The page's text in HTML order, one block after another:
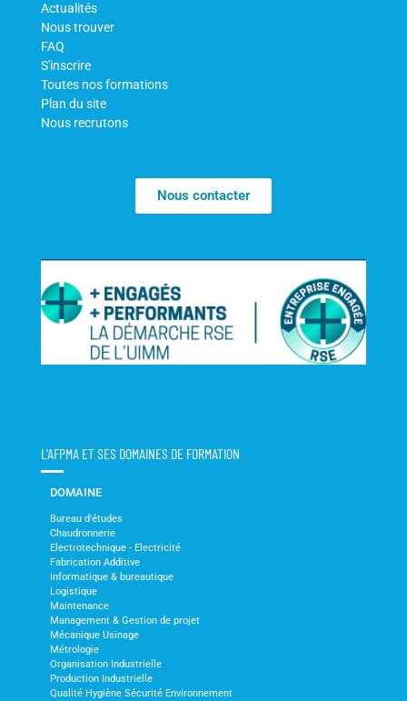
Actualités
Nous trouver
FAQ
S'inscrire
Toutes nos formations
Plan du site
Nous recrutons
Nous contacter
L'AFPMA ET SES DOMAINES DE FORMATION
DOMAINE
Bureau d'études
Chaudronnerie
Electrotechnique - Electricité
Fabrication Additive
Informatique & bureautique
Logistique
Maintenance
Management & Gestion de projet
Mécanique Usinage
Métrologie
Organisation Industrielle
Production Industrielle
Qualité Hygiène Sécurité Environnement